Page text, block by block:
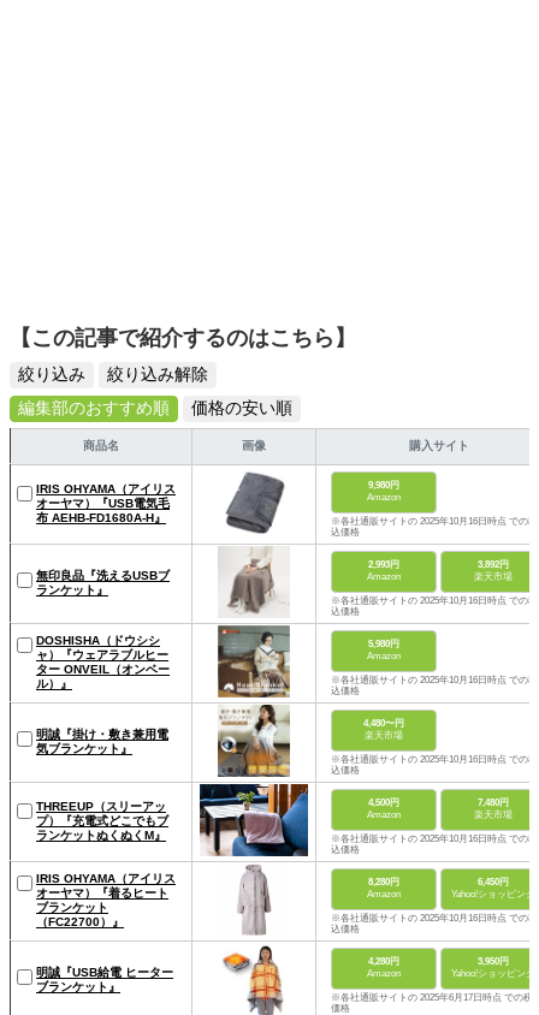
【この記事で紹介するのはこちら】
絞り込み
絞り込み解除
編集部のおすすめ順
価格の安い順
商品名 画像 購入サイト
IRIS OHYAMA（アイリス
オーヤマ）『USB電気毛
布 AEHB-FD1680A-H』
9,980円
Amazon
※各社通販サイトの 2025年10月16日時点 での税
込価格
無印良品『洗えるUSBブ
ランケット』
2,993円
Amazon
3,892円
楽天市場
※各社通販サイトの 2025年10月16日時点 での税
込価格
DOSHISHA（ドウシシ
ャ）『ウェアラブルヒー
ター ONVEIL（オンベー
ル）』
5,980円
Amazon
※各社通販サイトの 2025年10月16日時点 での税
込価格
明誠『掛け・敷き兼用電
気ブランケット』
4,480〜円
楽天市場
※各社通販サイトの 2025年10月16日時点 での税
込価格
THREEUP（スリーアッ
プ）『充電式どこでもブ
ランケットぬくぬくM』
4,500円
Amazon
7,480円
楽天市場
※各社通販サイトの 2025年10月16日時点 での税
込価格
IRIS OHYAMA（アイリス
オーヤマ）『着るヒート
ブランケット
（FC22700）』
8,280円
Amazon
6,450円
Yahoo!ショッピング
※各社通販サイトの 2025年10月16日時点 での税
込価格
明誠『USB給電 ヒーター
ブランケット』
4,280円
Amazon
3,950円
Yahoo!ショッピング
※各社通販サイトの 2025年6月17日時点 での税
価格